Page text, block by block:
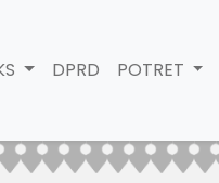
DPRD POTRET